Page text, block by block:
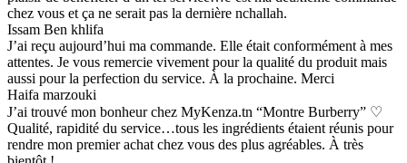
chez vous et ça ne serait pas la dernière nchallah.
Issam Ben khlifa
J’ai reçu aujourd’hui ma commande. Elle était conformément à mes
attentes. Je vous remercie vivement pour la qualité du produit mais
aussi pour la perfection du service. À la prochaine. Merci
Haifa marzouki
J’ai trouvé mon bonheur chez MyKenza.tn “Montre Burberry” ♡
Qualité, rapidité du service…tous les ingrédients étaient réunis pour
rendre mon premier achat chez vous des plus agréables. À très